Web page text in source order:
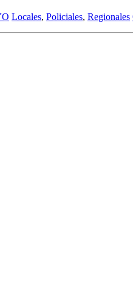
Locales, Policiales, Regionales